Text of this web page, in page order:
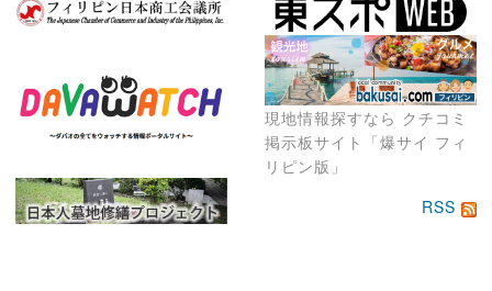
現地情報探すなら クチコミ
掲示板サイト「爆サイ フィ
リピン版」
RSS